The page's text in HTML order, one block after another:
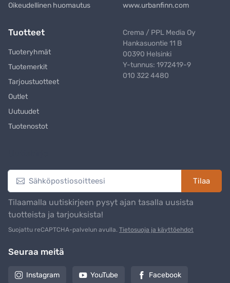
Oikeudellinen huomautus
www.urbanfinn.com
Tuotteet
Tuoteryhmät
Tuotemerkit
Tarjoustuotteet
Outlet
Uutuudet
Tuotenostot
Crema / PPL Media Oy
Hankasuontie 11 B
00390 Helsinki
Y-tunnus: 1972419-9
010 322 4480
Tilaa
Tilaamalla uutiskirjeen pysyt ajan tasalla uusista
tuotteista ja tarjouksista!
Suojattu reCAPTCHA-palvelun avulla. Tietosuoja ja käyttöehdot
Seuraa meitä
Instagram YouTube Facebook